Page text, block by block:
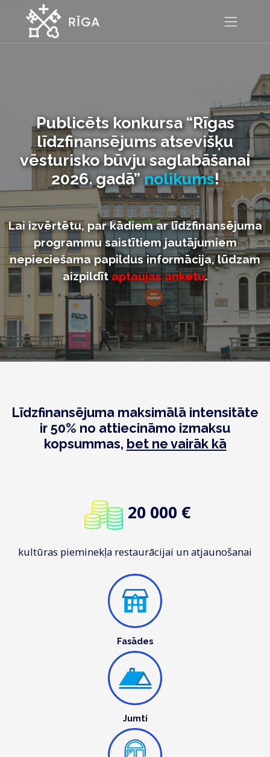
Publicēts konkursa “Rīgas
līdzfinansējums atsevišķu
vēsturisko būvju saglabāšanai
2026. gadā”nolikums!
Lai izvērtētu, par kādiem ar līdzfinansējuma
programmu saistītiem jautājumiem
nepieciešama papildus informācija, lūdzam
aizpildīt aptaujas anketu.
Līdzfinansējuma maksimālā intensitāte
ir 50% no attiecināmo izmaksu
kopsummas, bet ne vairāk kā
20 000 €
kultūras pieminekļa restaurācijai un atjaunošanai
Fasādes
Jumti